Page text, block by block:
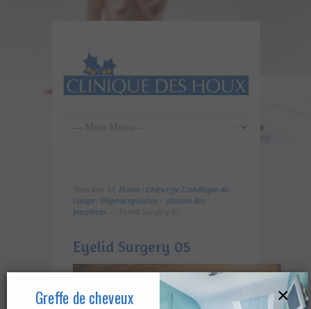
Home/
Chirurgie Esthétique du
visage/ Blépharoplasties – plasties des
paupières –
Eyelid Surgery 05
Greffe de cheveux ×